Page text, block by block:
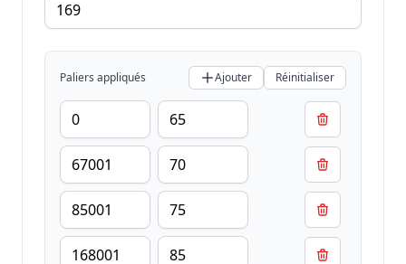
Paliers appliqués Ajouter Réinitialiser